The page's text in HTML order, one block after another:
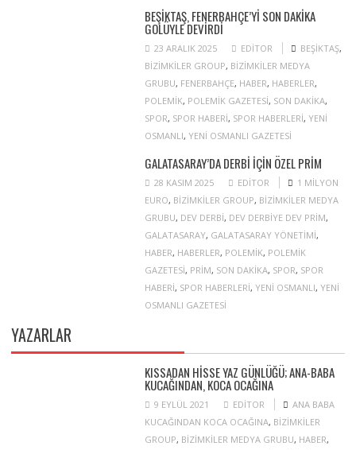
BEŞIKTAŞ, FENERBAHÇE’YI SON DAKIKA
GOLÜYLE DEVIRDI
23 ARALIK 2025 EDITOR BEŞIKTAŞ,
BIZIMKILER GROUP, BIZIMKILER MEDYA
GRUBU, FENERBAHÇE, HABER, HABERLER,
POLEMIK, POLEMIK GAZETESI, SON DAKIKA,
SPOR, SPOR HABERI, SPOR HABERLERI, YENI
OSMANLI, YENI OSMANLI GAZETESI
GALATASARAY’DA DERBI IÇIN ÖZEL PRIM
28 KASIM 2025 EDITOR
1 MILYON
EURO, BIZIMKILER GROUP, BIZIMKILER MEDYA
GRUBU, DEV DERBI, DEV DERBIYE DEV PRIM,
GALATASARAY, GALATASARAY YÖNETIMI,
HABER, HABERLER, POLEMIK, POLEMIK
GAZETESI, PRIM, SON DAKIKA, SPOR, SPOR
HABERI, SPOR HABERLERI, YENI OSMANLI, YENI
OSMANLI GAZETESI
YAZARLAR
KISSADAN HISSE YAZ GÜNLÜĞÜ; ANA-BABA
KUCAĞINDAN, KOCA OCAĞINA
9 EYLÜL 2021 EDITOR
ANA BABA
KUCAĞINDAN KOCA OCAĞINA, BIZIMKILER
GROUP, BIZIMKILER MEDYA GRUBU, HABER,